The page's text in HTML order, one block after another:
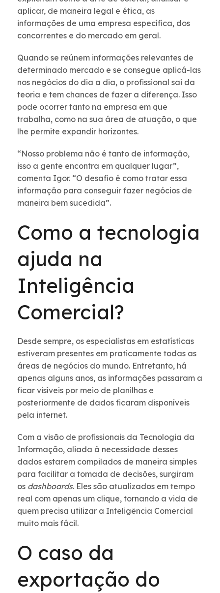
aplicar, de maneira legal e ética, as
informações de uma empresa específica, dos
concorrentes e do mercado em geral.
Quando se reúnem informações relevantes de
determinado mercado e se consegue aplicá-las
nos negócios do dia a dia, o profissional sai da
teoria e tem chances de fazer a diferença. Isso
pode ocorrer tanto na empresa em que
trabalha, como na sua área de atuação, o que
lhe permite expandir horizontes.
“Nosso problema não é tanto de informação,
isso a gente encontra em qualquer lugar”,
comenta Igor. “O desafio é como tratar essa
informação para conseguir fazer negócios de
maneira bem sucedida”.
Como a tecnologia
ajuda na
Inteligência
Comercial?
Desde sempre, os especialistas em estatísticas
estiveram presentes em praticamente todas as
áreas de negócios do mundo. Entretanto, há
apenas alguns anos, as informações passaram a
ficar visíveis por meio de planilhas e
posteriormente de dados ficaram disponíveis
pela internet.
Com a visão de profissionais da Tecnologia da
Informação, aliada à necessidade desses
dados estarem compilados de maneira simples
para facilitar a tomada de decisões, surgiram
os dashboards. Eles são atualizados em tempo
real com apenas um clique, tornando a vida de
quem precisa utilizar a Inteligência Comercial
muito mais fácil.
O caso da
exportação do